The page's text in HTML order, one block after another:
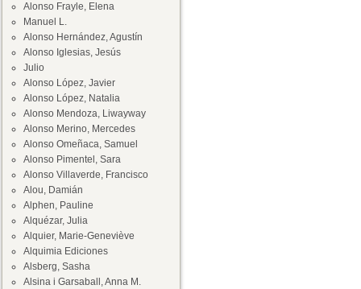
Alonso Frayle, Elena
Manuel L.
Alonso Hernández, Agustín
Alonso Iglesias, Jesús
Julio
Alonso López, Javier
Alonso López, Natalia
Alonso Mendoza, Liwayway
Alonso Merino, Mercedes
Alonso Omeñaca, Samuel
Alonso Pimentel, Sara
Alonso Villaverde, Francisco
Alou, Damián
Alphen, Pauline
Alquézar, Julia
Alquier, Marie-Geneviève
Alquimia Ediciones
Alsberg, Sasha
Alsina i Garsaball, Anna M.